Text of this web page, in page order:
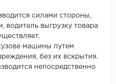
силами стороны,
выгрузку товара
машины путем
без их вскрытия.
непосредственно